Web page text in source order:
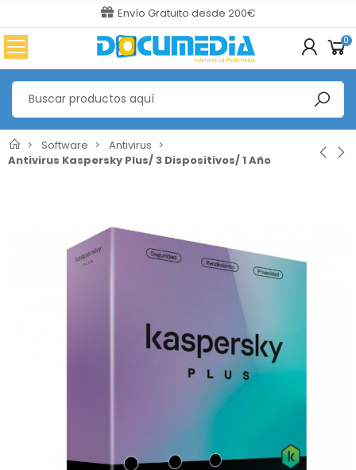
Envío Gratuito desde 200€
0
Software
Antivirus
Antivirus Kaspersky Plus/ 3 Dispositivos/ 1 Año